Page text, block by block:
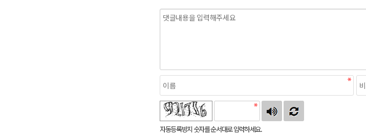
자동등록방지 숫자를 순서대로 입력하세요.